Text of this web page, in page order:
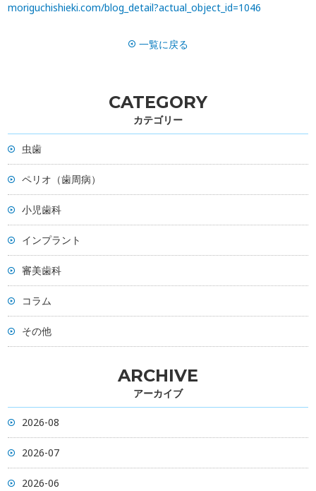
富歯会について ドクター紹介
ブログ
訪問診療について
moriguchishieki.com/blog_detail?actual_object_id=1046
一覧に戻る
CATEGORY
カテゴリー
虫歯
ペリオ（歯周病）
小児歯科
インプラント
審美歯科
コラム
その他
ARCHIVE
アーカイブ
2026-08
2026-07
2026-06